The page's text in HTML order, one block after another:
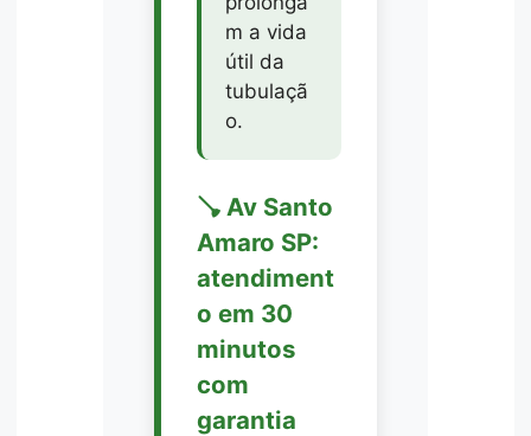
m a vida
útil da
tubulaçã
o.
🪠 Av Santo
Amaro SP:
atendiment
o em 30
minutos
com
garantia